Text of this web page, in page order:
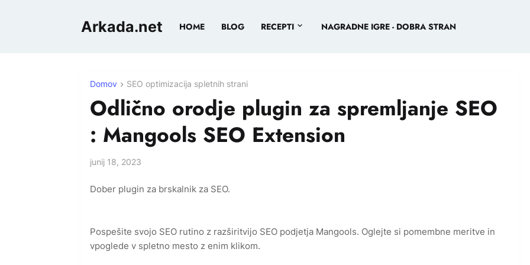
Arkada.net HOME BLOG RECEPTI NAGRADNE IGRE - DOBRA STRAN
Domov SEO optimizacija spletnih strani
Odlično orodje plugin za spremljanje SEO
: Mangools SEO Extension
junij 18, 2023
Dober plugin za brskalnik za SEO.
Pospešite svojo SEO rutino z razširitvijo SEO podjetja Mangools. Oglejte si pomembne meritve in
vpoglede v spletno mesto z enim klikom.